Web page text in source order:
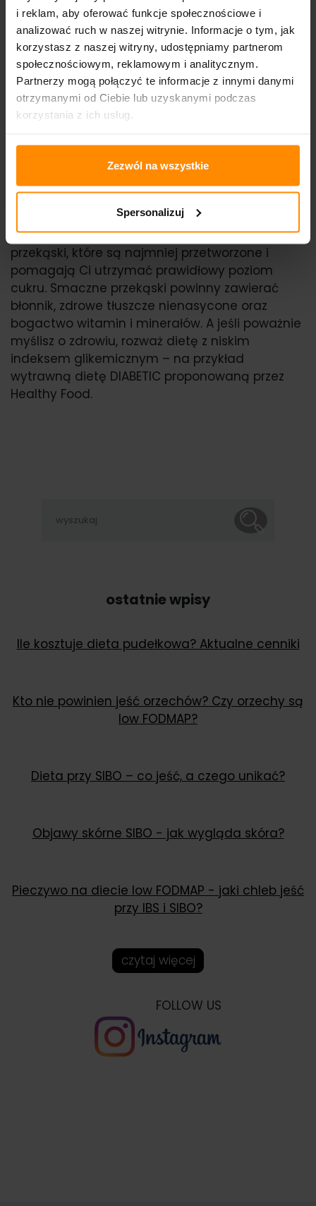
i reklam, aby oferować funkcje społecznościowe i
analizować ruch w naszej witrynie. Informacje o tym, jak
korzystasz z naszej witryny, udostępniamy partnerom
społecznościowym, reklamowym i analitycznym.
Partnerzy mogą połączyć te informacje z innymi danymi
otrzymanymi od Ciebie lub uzyskanymi podczas
korzystania z ich usług.
Zezwól na wszystkie
Spersonalizuj
wymagania diety z niskim indeksem
glikemicznym.
Oznacza to, że mają wysoką zawartość
błonnika i są źródłem zdrowych tłuszczów
nienasyconych. Możesz je spokojnie jeść mając
cukrzycę, nadwagę lub problemy z
energii, gdy zmagasz się z głodem i świetnie
smakują w trakcie oglądania filmu.
Dieta dla cukrzyków od Healthy Food
Czy wiesz, co jeść mając cukrzycę? Wybieraj
przekąski, które są najmniej przetworzone i
pomagają Ci utrzymać prawidłowy poziom
cukru. Smaczne przekąski powinny zawierać
błonnik, zdrowe tłuszcze nienasycone oraz
bogactwo witamin i minerałów. A jeśli poważnie
myślisz o zdrowiu, rozważ dietę z niskim
indeksem glikemicznym – na przykład
wytrawną dietę DIABETIC proponowaną przez
Healthy Food.
ostatnie wpisy
Ile kosztuje dieta pudełkowa? Aktualne cenniki
Kto nie powinien jeść orzechów? Czy orzechy są
low FODMAP?
Dieta przy SIBO – co jeść, a czego unikać?
Objawy skórne SIBO - jak wygląda skóra?
Pieczywo na diecie low FODMAP - jaki chleb jeść
przy IBS i SIBO?
czytaj więcej
FOLLOW US